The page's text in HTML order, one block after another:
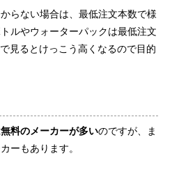
らない場合は、最低注文本数で様
ルやウォーターパックは最低注文
見るとけっこう高くなるので目的
料のメーカーが多いのですが、ま
ーもあります。